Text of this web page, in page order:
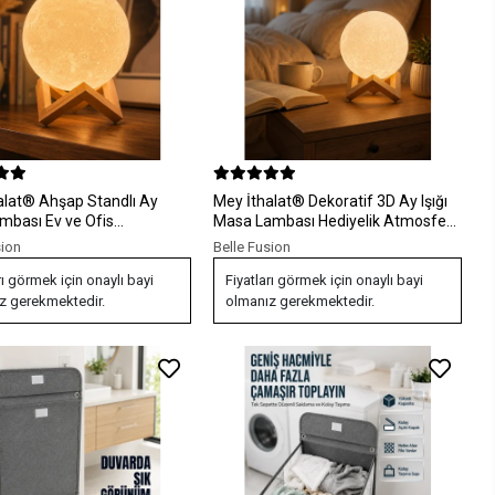
Ahşap Standlı Ay
Ev ve Ofis
Lambası
görmek için onaylı bayi
gerekmektedir.
Mey İthalat® Dekoratif 3D Ay Işığı
Masa Lambası Hediyelik Atmosfer
Aydınlatması
Belle Fusion
Fiyatları görmek için onaylı bayi
olmanız gerekmektedir.